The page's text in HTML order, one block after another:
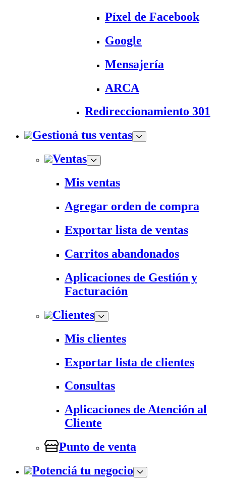
Píxel de Facebook
Google
Mensajería
ARCA
Redireccionamiento 301
Gestioná tus ventas
Ventas
Mis ventas
Agregar orden de compra
Exportar lista de ventas
Carritos abandonados
Aplicaciones de Gestión y
Facturación
Clientes
Mis clientes
Exportar lista de clientes
Consultas
Aplicaciones de Atención al
Cliente
Punto de venta
Potenciá tu negocio